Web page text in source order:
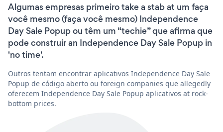
Algumas empresas primeiro take a stab at um faça
você mesmo (faça você mesmo) Independence
Day Sale Popup ou têm um “techie” que afirma que
pode construir an Independence Day Sale Popup in
'no time'.
Outros tentam encontrar aplicativos Independence Day Sale
Popup de código aberto ou foreign companies que allegedly
oferecem Independence Day Sale Popup aplicativos at rock-
bottom prices.